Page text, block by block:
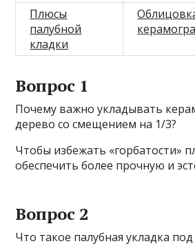
Плюсы
палубной
кладки
Вопрос 1
Почему важно укладывать
дерево со смещением на 1/3?
Чтобы избежать «горбатости»
обеспечить более прочную и
Вопрос 2
Что такое палубная укладка